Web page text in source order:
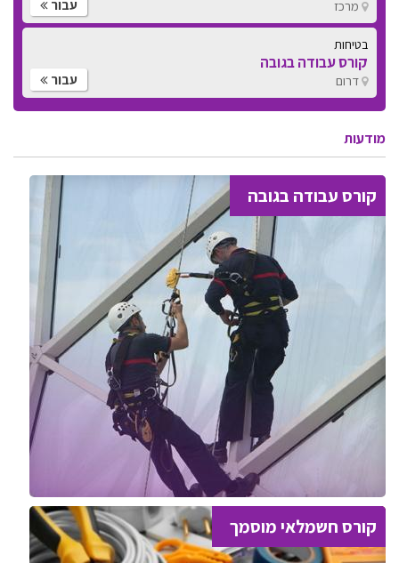
מרכז עבור
בטיחות
קורס עבודה בגובה
דרום עבור
מודעות
קורס עבודה בגובה
קורס חשמלאי מוסמך